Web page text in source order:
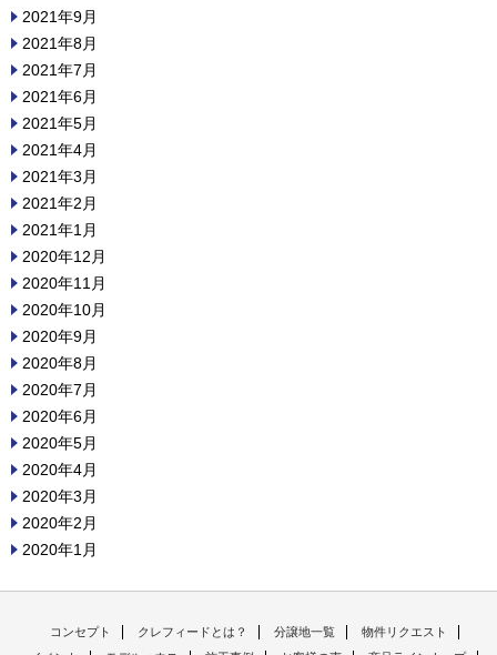
2021年9月
2021年8月
2021年7月
2021年6月
2021年5月
2021年4月
2021年3月
2021年2月
2021年1月
2020年12月
2020年11月
2020年10月
2020年9月
2020年8月
2020年7月
2020年6月
2020年5月
2020年4月
2020年3月
2020年2月
2020年1月
コンセプト クレフィードとは？ 分譲地一覧
物件リクエスト